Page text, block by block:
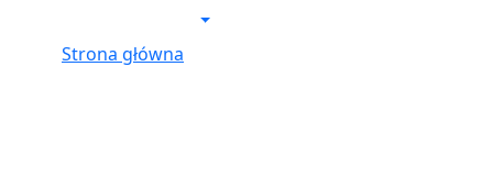
Strona główna